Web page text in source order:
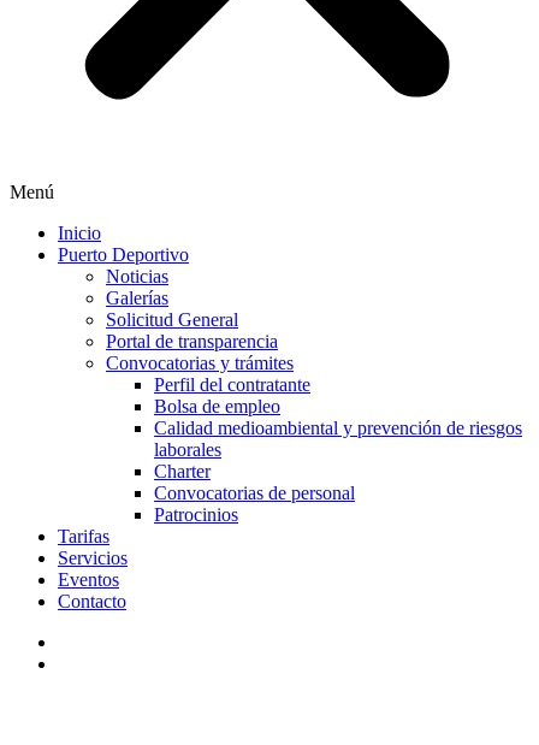
Menú
Inicio
Puerto Deportivo
Noticias
Galerías
Solicitud General
Portal de transparencia
Convocatorias y trámites
Perfil del contratante
Bolsa de empleo
Calidad medioambiental y prevención de riesgos
laborales
Charter
Convocatorias de personal
Patrocinios
Tarifas
Servicios
Eventos
Contacto